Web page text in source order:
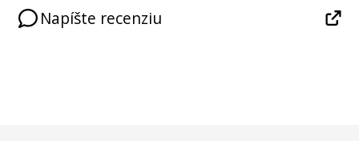
Napíšte recenziu